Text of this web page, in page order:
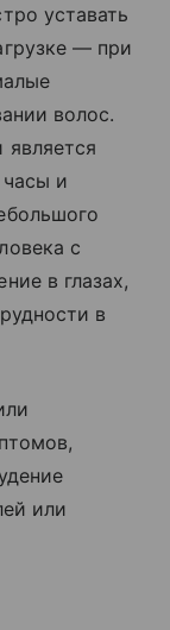
уставать
— при
волос.
и
с
в глазах,
в
или